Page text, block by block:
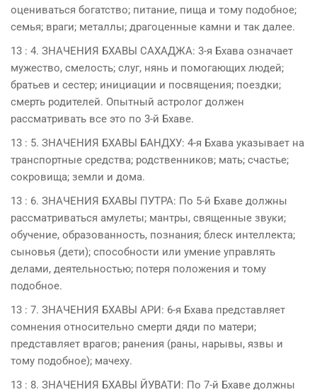
оцениваться богатство; питание, пища и тому подобное;
семья; враги; металлы; драгоценные камни и так далее.
13 : 4. ЗНАЧЕНИЯ БХAВЫ САХАДЖА: 3-я Бхава означает
мужество, смелость; слуг, нянь и помогающих людей;
братьев и сестер; инициации и посвящения; поездки;
смерть родителей. Опытный астролог должен
рассматривать все это по 3-й Бхаве.
13 : 5. ЗНАЧЕНИЯ БХAВЫ БАНДХУ: 4-я Бхава указывает на
транспортные средства; родственников; мать; счастье;
сокровища; земли и дома.
13 : 6. ЗНАЧЕНИЯ БХAВЫ ПУТРА: По 5-й Бхаве должны
рассматриваться амулеты; мантры, священные звуки;
обучение, образованность, познания; блеск интеллекта;
сыновья (дети); способности или умение управлять
делами, деятельностью; потеря положения и тому
подобное.
13 : 7. ЗНАЧЕНИЯ БХAВЫ АРИ: 6-я Бхава представляет
сомнения относительно смерти дяди по матери;
представляет врагов; ранения (раны, нарывы, язвы и
тому подобное); мачеху.
13 : 8. ЗНАЧЕНИЯ БХAВЫ ЙУВАТИ: По 7-й Бхаве должны